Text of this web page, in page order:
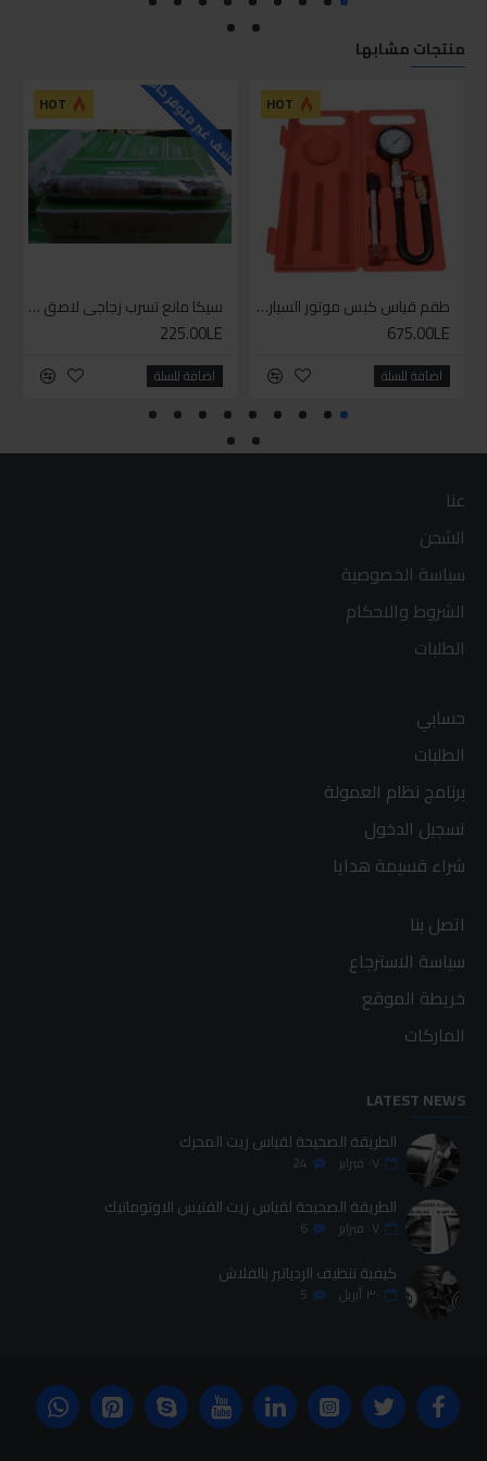
منتجات مشابها
HOT
طقم قياس كبس موتور السياره 3 ق
675.00LE
اضافة للسلة
HOT للاسف غير متوفر حاليا
سيكا مانع تسرب زجاجي لاصق اسود 600 مل
225.00LE
اضافة للسلة
عنا
الشحن
سياسة الخصوصية
الشروط والاحكام
الطلبات
حسابي
الطلبات
برنامج نظام العمولة
تسجيل الدخول
شراء قسيمة هدايا
اتصل بنا
سياسة الاسترجاع
خريطة الموقع
الماركات
LATEST NEWS
الطريقة الصحيحة لقياس زيت المحرك
٠٧ فبراير 24
الطريقة الصحيحة لقياس زيت الفتيس الاوتوماتيك
٠٧ فبراير 6
كيفية تنظيف الردياتير بالفلاش
٣٠ أبريل 5